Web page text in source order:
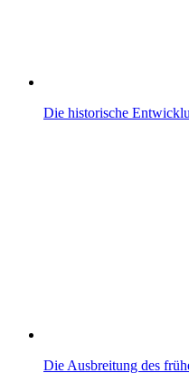
Die historische
Die Ausbreitung des